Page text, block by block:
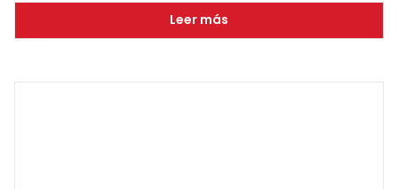
Leer más